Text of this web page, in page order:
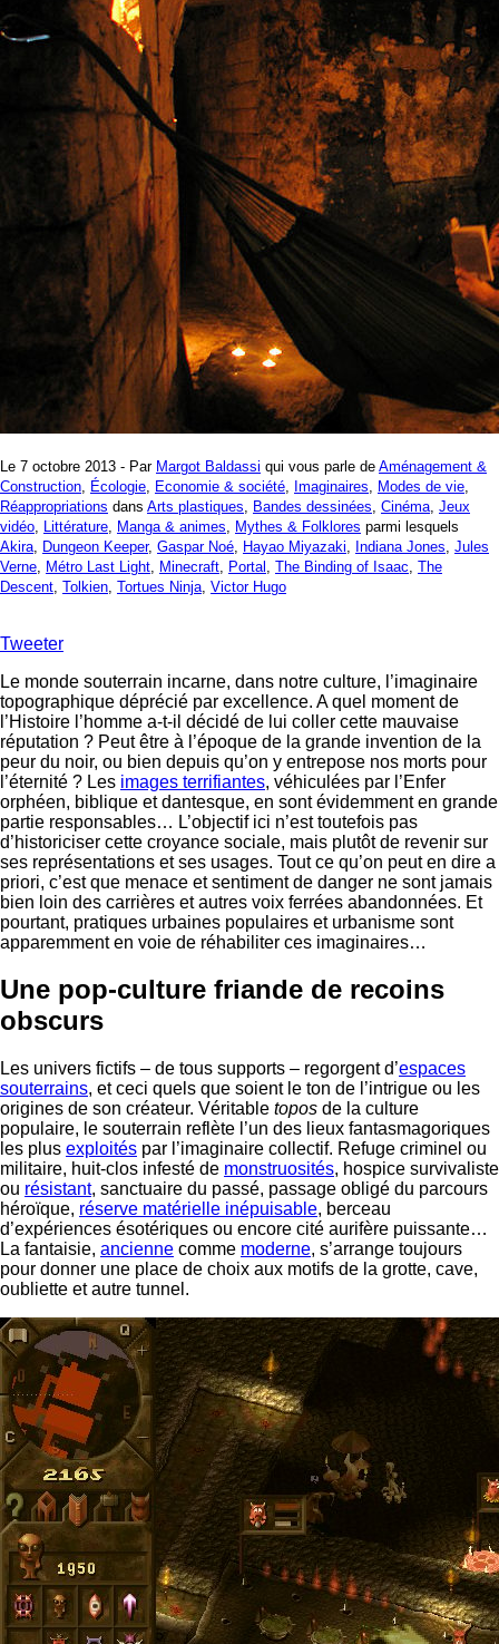
Le 7 octobre 2013 - Par Margot Baldassi qui vous parle de Aménagement &
Construction Écologie Economie & société Imaginaires Modes de vie
Réappropriations dans Arts plastiques Bandes dessinées Cinéma Jeux
vidéo Littérature Manga & animes Mythes & Folklores parmi lesquels
Akira Dungeon Keeper, Gaspar Noé Hayao Miyazaki Indiana Jones Jules
Verne Métro Last Light Minecraft Portal The Binding of Isaac The
Descent Tolkien Tortues Ninja Victor Hugo
Tweeter
Le monde souterrain incarne, dans notre culture, l’imaginaire
topographique déprécié par excellence. A quel moment de
l’Histoire l’homme a-t-il décidé de lui coller cette mauvaise
réputation ? Peut être à l’époque de la grande invention de la
peur du noir, ou bien depuis qu’on y entrepose nos morts pour
l’éternité ? Les images terrifiantes, véhiculées par l’Enfer
orphéen, biblique et dantesque, en sont évidemment en grande
partie responsables… L’objectif ici n’est toutefois pas
d’historiciser cette croyance sociale, mais plutôt de revenir sur
ses représentations et ses usages. Tout ce qu’on peut en dire a
priori, c’est que menace et sentiment de danger ne sont jamais
bien loin des carrières et autres voix ferrées abandonnées. Et
pourtant, pratiques urbaines populaires et urbanisme sont
apparemment en voie de réhabiliter ces imaginaires…
Une pop-culture friande de recoins
obscurs
Les univers fictifs – de tous supports – regorgent d’espaces
souterrains, et ceci quels que soient le ton de l’intrigue ou les
origines de son créateur. Véritable topos de la culture
populaire, le souterrain reflète l’un des lieux fantasmagoriques
les plus exploités par l’imaginaire collectif. Refuge criminel ou
militaire, huit-clos infesté de monstruosités, hospice survivaliste
ou résistant, sanctuaire du passé, passage obligé du parcours
héroïque, réserve matérielle inépuisable, berceau
d’expériences ésotériques ou encore cité aurifère puissante…
La fantaisie, ancienne comme moderne, s’arrange toujours
pour donner une place de choix aux motifs de la grotte, cave,
oubliette et autre tunnel.